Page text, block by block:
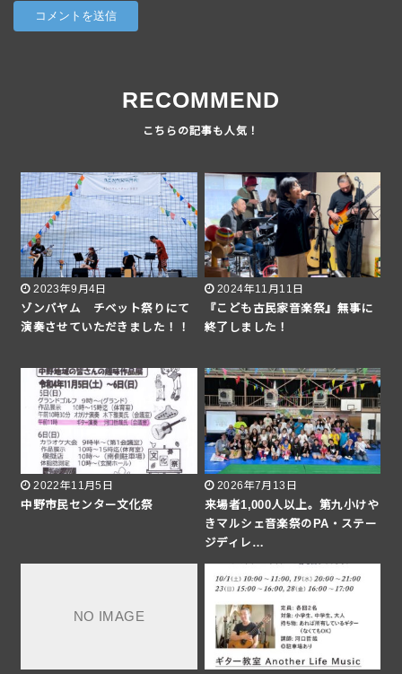
RECOMMEND
2023年9月4日
ゾンバヤム チベット祭りにて
演奏させていただきました！！
2024年11月11日
『こども古民家音楽祭』無事に
終了しました！
2022年11月5日
中野市民センター文化祭
2026年7月13日
来場者1,000人以上。第九小けや
きマルシェ音楽祭のPA・ステー
ジディレ…